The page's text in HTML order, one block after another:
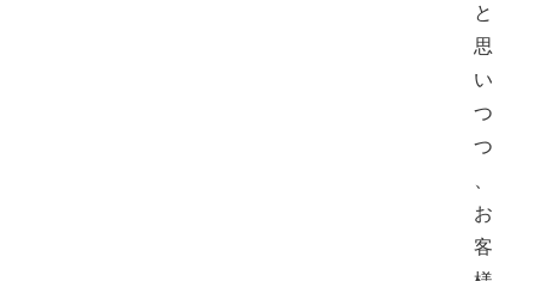
と
思
い
つ
つ
お
客